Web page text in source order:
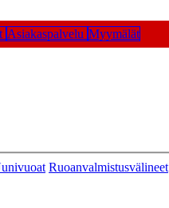
Asiakaspalvelu Myymälät
Ruoanvalmistusvälineet